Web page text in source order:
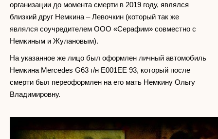
организации до момента смерти в 2019 году, являлся
близкий друг Немкина – Левочкин (который так же
являлся соучредителем ООО «Серафим» совместно с
Немкиным и Жулановым).
На указанное же лицо был оформлен личный автомобиль
Немкина Mercedes G63 г/н Е001ЕЕ 93, который после
смерти был переоформлен на его мать Немкину Ольгу
Владимировну.